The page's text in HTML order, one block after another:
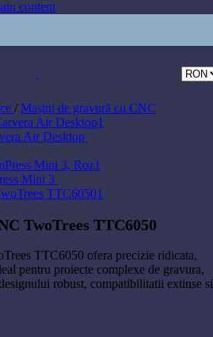
content
/ Mașini de gravură cu CNC
Air Desktop
Mini 3
TwoTrees TTC6050
TTC6050 ofera precizie ridicata,
pentru proiecte complexe de gravura,
robust, compatibilitatii extinse si